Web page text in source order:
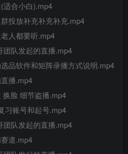
(适合小白).mp4
群投放补充补充补充.mp4
老人都要听.mp4
团队发起的直播.mp4
选品软件和矩阵录播方式说明.mp4
直播.mp4
换脸 细节盗播.mp4
习账号和起号.mp4
团队发起的直播.mp4
赛道.mp4